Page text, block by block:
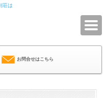
荘は
お問合せはこちら